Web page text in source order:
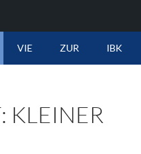
VIE ZUR IBK
KLEINER